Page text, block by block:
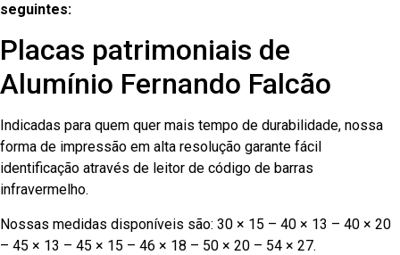
seguintes:
Placas patrimoniais de
Alumínio Fernando Falcão
Indicadas para quem quer mais tempo de durabilidade, nossa
forma de impressão em alta resolução garante fácil
identificação através de leitor de código de barras
infravermelho.
Nossas medidas disponíveis são: 30 × 15 – 40 × 13 – 40 × 20
– 45 × 13 – 45 × 15 – 46 × 18 – 50 × 20 – 54 × 27.